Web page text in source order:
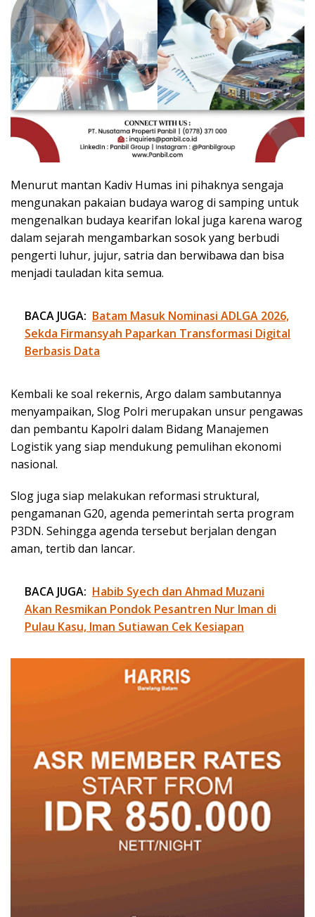
Menurut mantan Kadiv Humas ini pihaknya sengaja
mengunakan pakaian budaya warog di samping untuk
mengenalkan budaya kearifan lokal juga karena warog
dalam sejarah mengambarkan sosok yang berbudi
pengerti luhur, jujur, satria dan berwibawa dan bisa
menjadi tauladan kita semua.
BACA JUGA: Batam Masuk Nominasi ADLGA 2026,
Sekda Firmansyah Paparkan Transformasi Digital
Berbasis Data
Kembali ke soal rekernis, Argo dalam sambutannya
menyampaikan, Slog Polri merupakan unsur pengawas
dan pembantu Kapolri dalam Bidang Manajemen
Logistik yang siap mendukung pemulihan ekonomi
nasional.
Slog juga siap melakukan reformasi struktural,
pengamanan G20, agenda pemerintah serta program
P3DN. Sehingga agenda tersebut berjalan dengan
aman, tertib dan lancar.
BACA JUGA: Habib Syech dan Ahmad Muzani
Akan Resmikan Pondok Pesantren Nur Iman di
Pulau Kasu, Iman Sutiawan Cek Kesiapan